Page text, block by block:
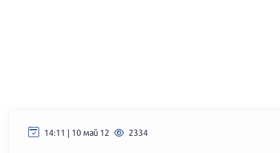
14:11 | 10 май 12 2334